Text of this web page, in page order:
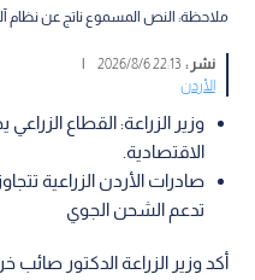
ملاحظة: النص المسموع ناتج عن نظام
نشر :22:13 2026/8/6
الأردن
وزير الزراعة: القطاع
الاقتصادية.
تدعم الشحن الجوي
أكد وزير الزراعة الدكتور صائب